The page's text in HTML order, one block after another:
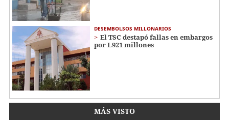
DESEMBOLSOS MILLONARIOS
El TSC destapó fallas en embargos
por L921 millones
MÁS VISTO